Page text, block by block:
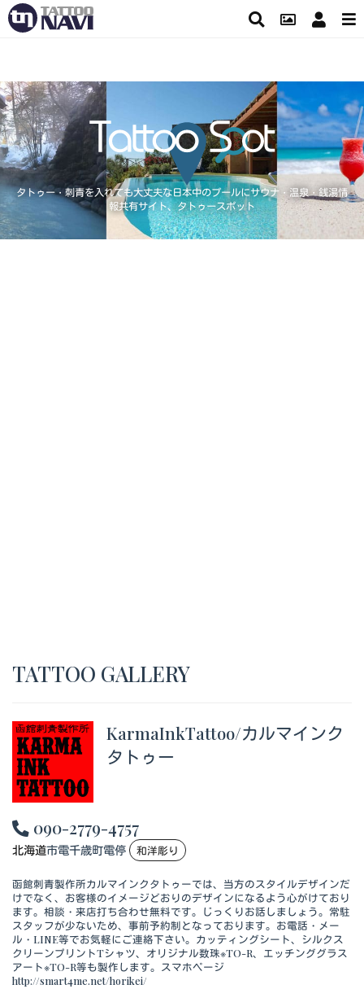
タトゥー・刺青を入れても大丈夫な日本中のプールにサウナ・温泉・銭湯情
報共有サイト、タトゥースポット
TATTOO GALLERY
KarmaInkTattoo/カルマインク
タトゥー
090-2779-4757
北海道市電千歳町電停 和洋彫り
函館刺青製作所カルマインクタトゥーでは、当方のスタイルデザインだ
けでなく、お客様のイメージどおりのデザインになるよう心がけており
ます。相談・来店打ち合わせ無料です。じっくりお話しましょう。常駐
スタッフが少ないため、事前予約制となっております。お電話・メー
ル・LINE等でお気軽にご連絡下さい。カッティングシート、シルクス
クリーンプリントTシャツ、オリジナル数珠※TO-R、エッチンググラス
アート※TO-R等も製作します。スマホページ
http://smart4me.net/horikei/